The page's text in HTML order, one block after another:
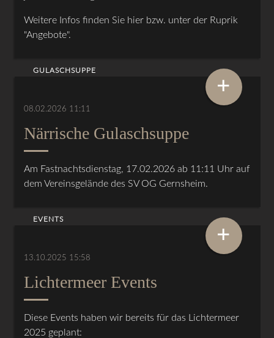
Weitere Infos finden Sie hier bzw. unter der Ruprik
"Angebote".
GULASCHSUPPE
08.02.2026 11:11
Närrische Gulaschsuppe
Am Fastnachtsdienstag, 17.02.2026 ab 11:11 Uhr auf
dem Vereinsgelände des SV OG Gernsheim.
+
EVENTS
13.10.2025 15:58
Lichtermeer Events
Diese Events haben wir bereits für das Lichtermeer
2025 geplant:
+